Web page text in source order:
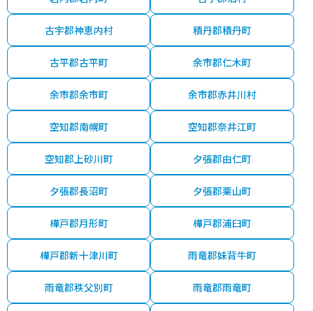
古宇郡神恵内村 積丹郡積丹町
古平郡古平町 余市郡仁木町
余市郡余市町 余市郡赤井川村
空知郡南幌町 空知郡奈井江町
空知郡上砂川町 夕張郡由仁町
夕張郡長沼町 夕張郡栗山町
樺戸郡月形町 樺戸郡浦臼町
樺戸郡新十津川町 雨竜郡妹背牛町
雨竜郡秩父別町 雨竜郡雨竜町